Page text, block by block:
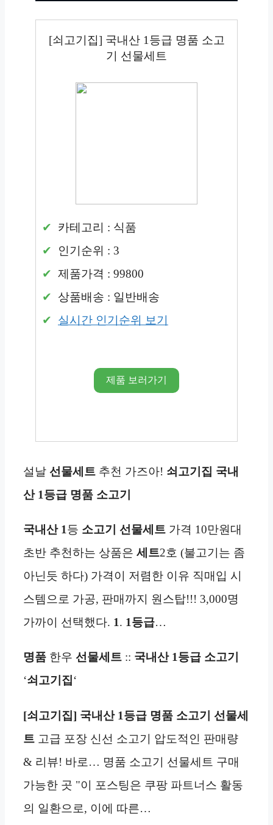
[쇠고기집] 국내산 1등급 명품 소고
기 선물세트
카테고리 : 식품
인기순위 : 3
제품가격 : 99800
상품배송 : 일반배송
실시간 인기순위 보기
제품 보러가기
설날 선물세트 추천 가즈아! 쇠고기집 국내
산 1등급 명품 소고기
국내산 1등 소고기 선물세트 가격 10만원대
초반 추천하는 상품은 세트2호 (불고기는 좀
아닌듯 하다) 가격이 저렴한 이유 직매입 시
스템으로 가공, 판매까지 원스탑!!! 3,000명
가까이 선택했다. 1. 1등급…
명품 한우 선물세트 :: 국내산 1등급 소고기
‘쇠고기집‘
[쇠고기집] 국내산 1등급 명품 소고기 선물세
트 고급 포장 신선 소고기 압도적인 판매량
& 리뷰! 바로… 명품 소고기 선물세트 구매
가능한 곳 "이 포스팅은 쿠팡 파트너스 활동
의 일환으로, 이에 따른…